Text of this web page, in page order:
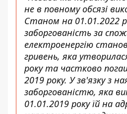
не в повному обсязі
Станом на 01.01.2022
заборгованість за
електроенергію
гривень, яка
року та частково
2019 року. У зв'язку з
заборгованістю, яка
01.01.2019 року їй на